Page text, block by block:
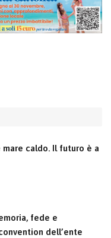
mare caldo. Il futuro è a
fede e
dell’ente